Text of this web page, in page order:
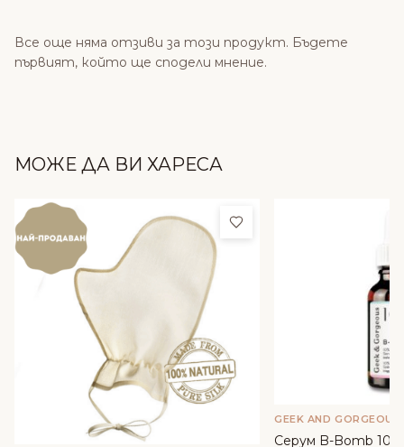
Все още няма отзиви за този продукт. Бъдете
първият, който ще сподели мнение.
МОЖЕ ДА ВИ ХАРЕСА
Добави в любими
GEEK AND GORGEOUS
Серум B-Bomb